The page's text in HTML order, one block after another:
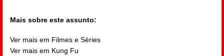
Mais sobre este assunto:
Ver mais em Filmes e Séries
Ver mais em Kung Fu